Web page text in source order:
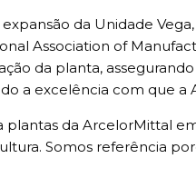
da Unidade
Association of
da planta,
a excelência com que
da ArcelorMittal
Somos referência